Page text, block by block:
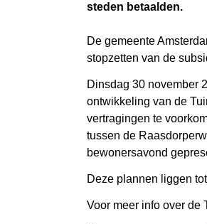
steden betaalden.
De gemeente
stopzetten van de
Dinsdag 30 november
ontwikkeling van de
vertragingen te
tussen de
bewonersavond
Deze plannen liggen
Voor meer info over de